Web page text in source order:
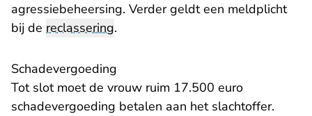
agressiebeheersing. Verder geldt een meldplicht
bij de reclassering.
Schadevergoeding
Tot slot moet de vrouw ruim 17.500 euro
schadevergoeding betalen aan het slachtoffer.